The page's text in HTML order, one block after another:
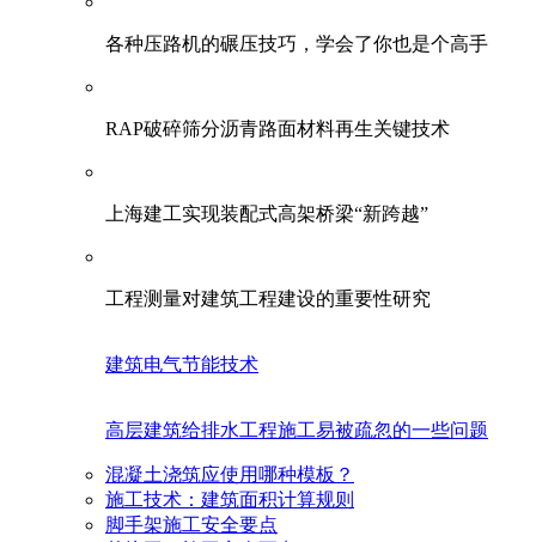
各种压路机的碾压技巧，学会了你也是个高手
RAP破碎筛分沥青路面材料再生关键技术
上海建工实现装配式高架桥梁“新跨越”
工程测量对建筑工程建设的重要性研究
建筑电气节能技术
高层建筑给排水工程施工易被疏忽的一些问题
混凝土浇筑应使用哪种模板？
施工技术：建筑面积计算规则
脚手架施工安全要点